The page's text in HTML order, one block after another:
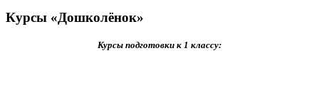
Курсы «Дошколёнок»
Курсы подготовки к 1 классу: